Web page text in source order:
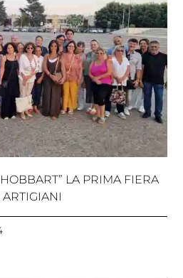
LA PRIMA FIERA
ARTIGIANI